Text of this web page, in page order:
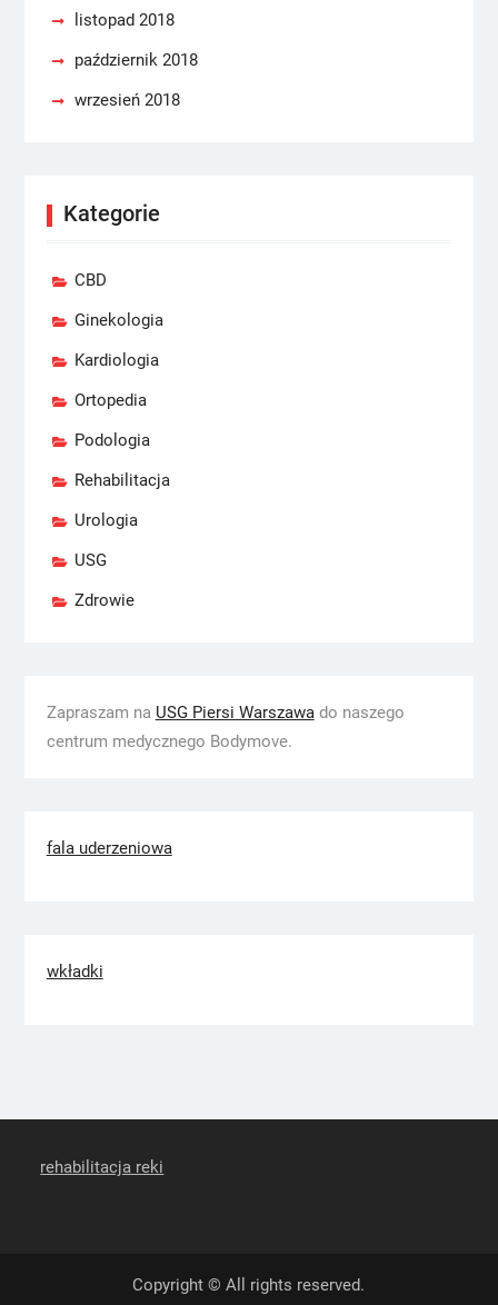
listopad 2018
październik 2018
wrzesień 2018
Kategorie
CBD
Ginekologia
Kardiologia
Ortopedia
Podologia
Rehabilitacja
Urologia
USG
Zdrowie
Zapraszam na USG Piersi Warszawado naszego
centrum medycznego Bodymove.
fala uderzeniowa
wkładki
rehabilitacja reki
Copyright © All rights reserved.